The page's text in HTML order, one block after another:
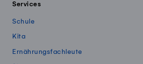
Services
Schule
Kita
Ernährungsfachleute